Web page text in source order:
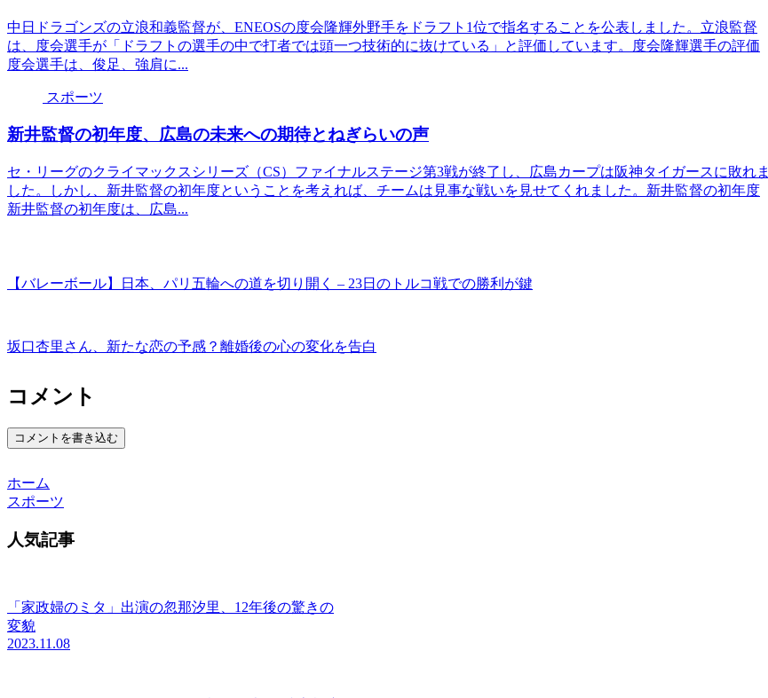
中日ドラゴンズの立浪和義監督が、ENEOSの度会隆輝外野手をドラフト1位で指名することを公表しました。立浪監督
は、度会選手が「ドラフトの選手の中で打者では頭一つ技術的に抜けている」と評価しています。度会隆輝選手の評価
度会選手は、俊足、強肩に...
スポーツ
新井監督の初年度、広島の未来への期待とねぎらいの声
セ・リーグのクライマックスシリーズ（CS）ファイナルステージ第3戦が終了し、広島カープは阪神タイガースに敗れま
した。しかし、新井監督の初年度ということを考えれば、チームは見事な戦いを見せてくれました。新井監督の初年度
新井監督の初年度は、広島...
【バレーボール】日本、パリ五輪への道を切り開く – 23日のトルコ戦での勝利が鍵
坂口杏里さん、新たな恋の予感？離婚後の心の変化を告白
コメント
コメントを書き込む
ホーム
スポーツ
人気記事
「家政婦のミタ」出演の忽那汐里、12年後の驚きの
変貌
2023.11.08